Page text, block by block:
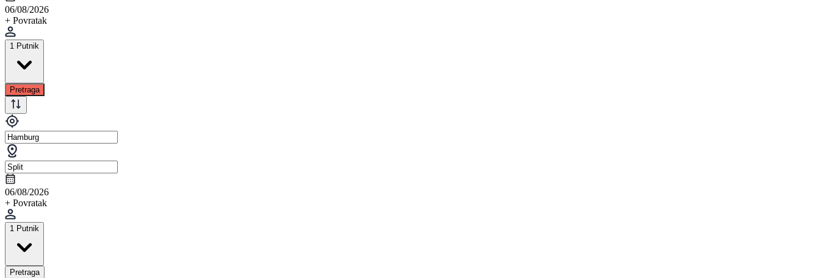
06/08/2026
+ Povratak
1 Putnik
Pretraga
06/08/2026
+ Povratak
1 Putnik
Pretraga